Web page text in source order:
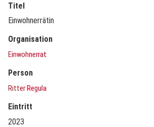
Titel
Einwohnerrätin
Organisation
Einwohnerrat
Person
Ritter Regula
Eintritt
2023